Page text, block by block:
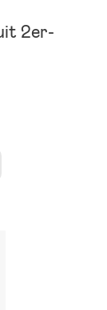
2er-